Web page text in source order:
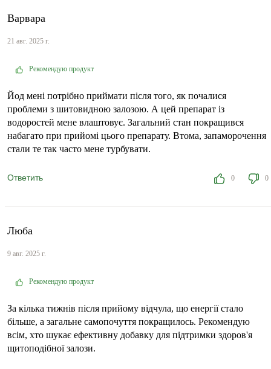
Варвара
21 авг. 2025 г.
Рекомендую продукт
Йод мені потрібно приймати після того, як почалися
проблеми з шитовидною залозою. А цей препарат із
водоростей мене влаштовує. Загальний стан покращився
набагато при прийомі цього препарату. Втома, запаморочення
стали те так часто мене турбувати.
Ответить 0 0
Люба
9 авг. 2025 г.
Рекомендую продукт
За кілька тижнів після прийому відчула, що енергії стало
більше, а загальне самопочуття покращилось. Рекомендую
всім, хто шукає ефективну добавку для підтримки здоров'я
щитоподібної залози.